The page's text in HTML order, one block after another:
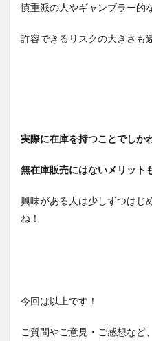
慎重派の人やギャンブラー的
許容できるリスクの大きさも
実際に在庫を持つことでしか
無在庫販売にはないメリット
興味がある人は少しずつはじ
ね！
今回は以上です！
ご質問やご意見・ご感想など、